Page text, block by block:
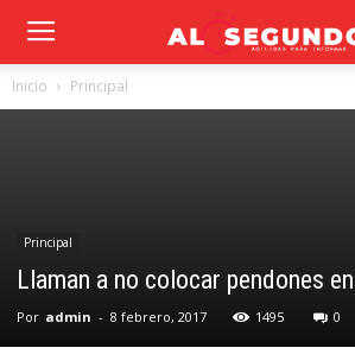
Inicio Principal
Principal
Llaman a no colocar pendones
Por admin - 8 febrero, 2017 1495 0